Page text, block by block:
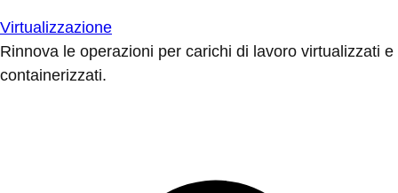
Virtualizzazione
Rinnova le operazioni per carichi di lavoro virtualizzati e
containerizzati.